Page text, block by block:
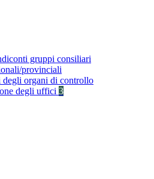
gruppi consiliari
provinciali
degli organi di controllo
degli uffici 3